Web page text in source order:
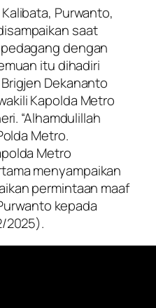
Purwanto,
saat
dengan
itu dihadiri
Dekananto
Kapolda Metro
“Alhamdulillah
Metro.
Metro
menyampaikan
permintaan maaf
kepada
2025).